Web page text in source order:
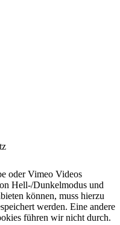
oder Vimeo Videos
Hell-/Dunkelmodus und
können, muss hierzu
werden. Eine andere
führen wir nicht durch.